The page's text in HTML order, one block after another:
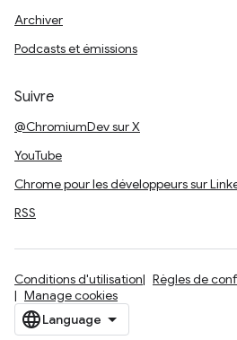
Archiver
Podcasts et émissions
Suivre
@ChromiumDev sur X
YouTube
Chrome pour les développeurs sur
RSS
Conditions d'utilisation
Règles de
Manage cookies